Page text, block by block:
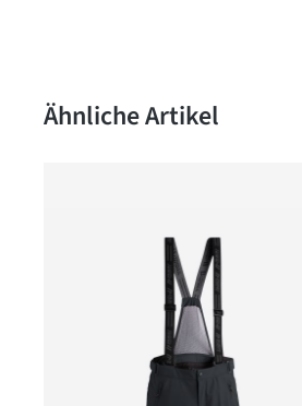
Produktgalerie überspringen
Ähnliche Artikel